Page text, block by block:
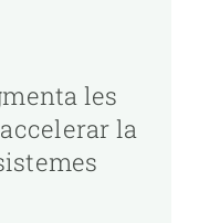
les
la